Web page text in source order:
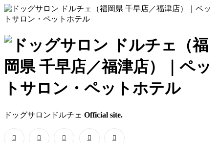
ド
ッ
グ
サ
ロ
ドッグサロンドルチェ Official site.